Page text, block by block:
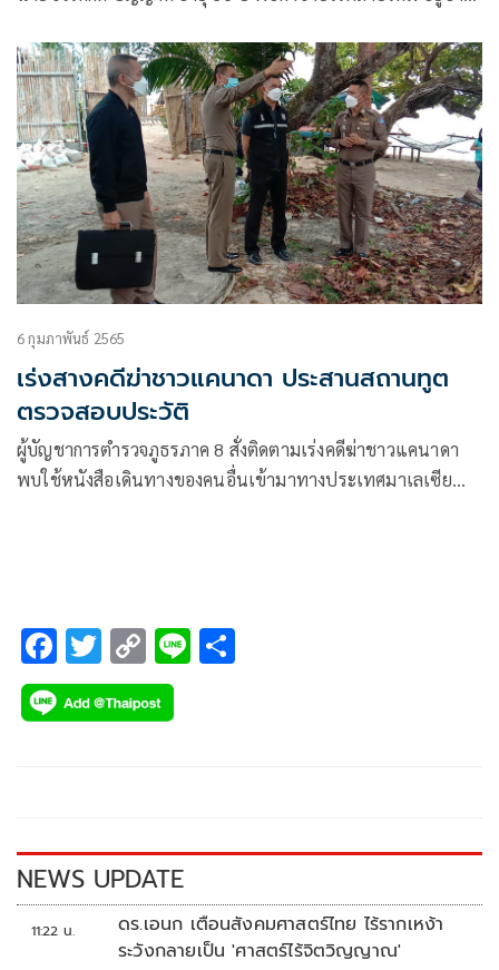
6 กุมภาพันธ์ 2565
เร่งสางคดีฆ่าชาวแคนาดา ประสานสถานทูต
ตรวจสอบประวัติ
ผู้บัญชาการตำรวจภูธรภาค 8 สั่งติดตามเร่งคดีฆ่าชาวแคนาดา
พบใช้หนังสือเดินทางของคนอื่นเข้ามาทางประเทศมาเลเซีย
F
ac
e
k
T
wi
tt
C
o
p
k
Li
NEWS UPDATE
11:22 น.
ดร.เอนก เตือนสังคมศาสตร์ไทย ไร้รากเหง้า
ระวังกลายเป็น 'ศาสตร์ไร้จิตวิญญาณ'